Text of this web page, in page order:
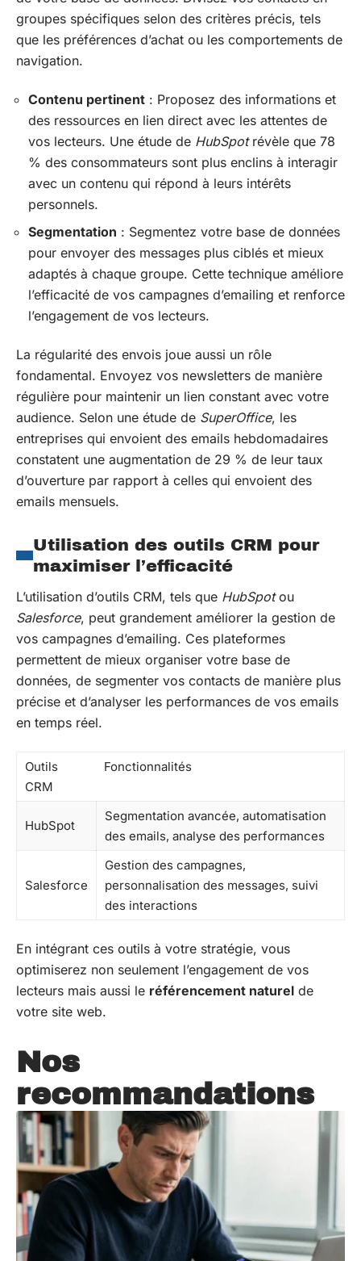
groupes spécifiques selon des critères précis, tels
que les préférences d’achat ou les comportements de
navigation.
Contenu pertinent : Proposez des informations et
des ressources en lien direct avec les attentes de
vos lecteurs. Une étude de HubSpotrévèle que 78
% des consommateurs sont plus enclins à interagir
avec un contenu qui répond à leurs intérêts
personnels.
Segmentation : Segmentez votre base de données
pour envoyer des messages plus ciblés et mieux
adaptés à chaque groupe. Cette technique améliore
l’efficacité de vos campagnes d’emailing et renforce
l’engagement de vos lecteurs.
La régularité des envois joue aussi un rôle
fondamental. Envoyez vos newsletters de manière
régulière pour maintenir un lien constant avec votre
audience. Selon une étude de SuperOffice, les
entreprises qui envoient des emails hebdomadaires
constatent une augmentation de 29 % de leur taux
d’ouverture par rapport à celles qui envoient des
emails mensuels.
Utilisation des outils CRM pour
maximiser l’efficacité
L’utilisation d’outils CRM, tels que HubSpotou
Salesforce, peut grandement améliorer la gestion de
vos campagnes d’emailing. Ces plateformes
permettent de mieux organiser votre base de
données, de segmenter vos contacts de manière plus
précise et d’analyser les performances de vos emails
en temps réel.
Outils
CRM
Fonctionnalités
HubSpot
Segmentation avancée, automatisation
des emails, analyse des performances
Salesforce
Gestion des campagnes,
personnalisation des messages, suivi
des interactions
En intégrant ces outils à votre stratégie, vous
optimiserez non seulement l’engagement de vos
lecteurs mais aussi le référencement naturel de
votre site web.
Nos
recommandations